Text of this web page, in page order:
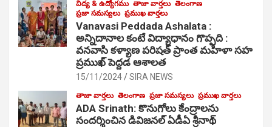
విద్య & ఉద్యోగము తాజా వార్తలు తెలంగాణ
ప్రజా సమస్యలు ప్రముఖ వార్తలు
Vanavasi Peddada Ashalata :
అన్నిదానాల కంటే విద్యాధానం గొప్పది :
వనవాసి కళ్యాణ పరిషత్ ప్రాంత మహిళా సహ
ప్రముఖ్ పెద్దడ ఆశాలత
15/11/2024 SIRA NEWS
తాజా వార్తలు తెలంగాణ ప్రజా సమస్యలు ప్రముఖ వార్తలు
ADA Srinath: కొనుగోలు కేంద్రాల‌ను
సంద‌ర్శించిన డివిజనల్ ఏడీఏ శ్రీనాథ్